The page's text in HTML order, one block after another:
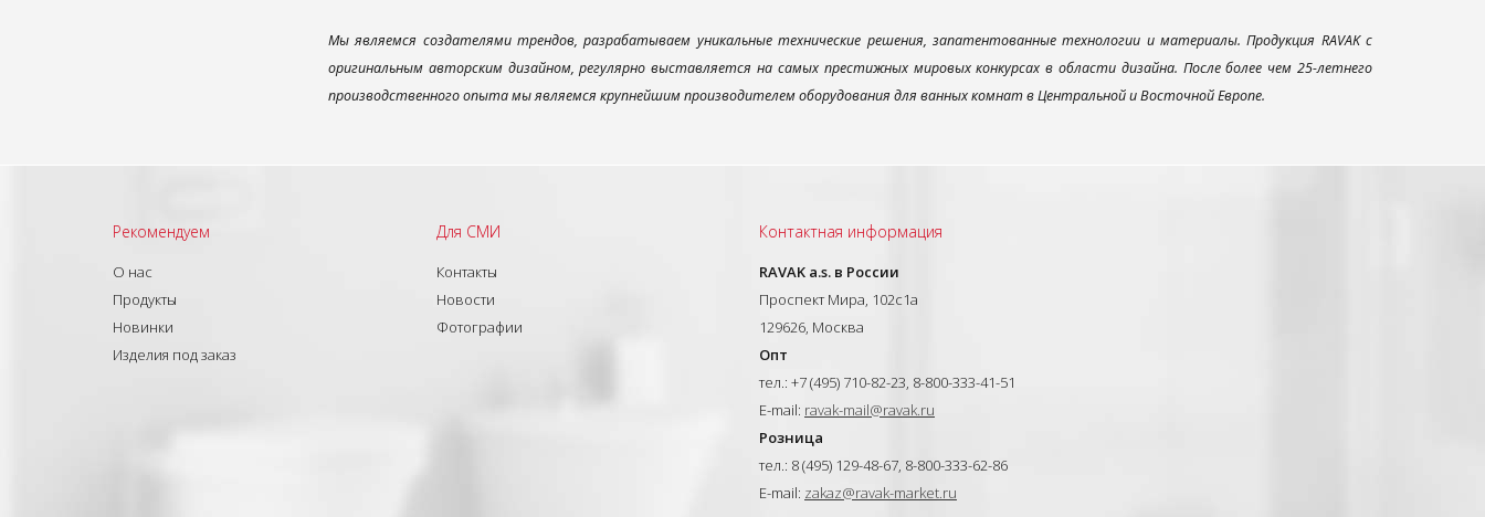
Мы являемся создателями трендов, разрабатываем уникальные технические решения, запатентованные технологии и материалы. Продукция RAVAK с
оригинальным авторским дизайном, регулярно выставляется на самых престижных мировых конкурсах в области дизайна. После более чем 25-летнего
производственного опыта мы являемся крупнейшим производителем оборудования для ванных комнат в Центральной и Восточной Европе.
Рекомендуем
О нас
Продукты
Новинки
Изделия под заказ
Для СМИ
Контакты
Новости
Фотографии
Контактная информация
RAVAK a.s. в России
Проспект Мира, 102с1а
129626, Москва
Опт
тел.: +7 (495) 710-82-23, 8-800-333-41-51
E-mail: ravak-mail@ravak.ru
Розница
тел.: 8 (495) 129-48-67, 8-800-333-62-86
E-mail: zakaz@ravak-market.ru